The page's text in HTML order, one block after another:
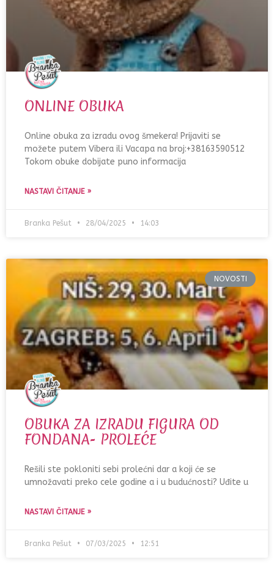
ONLINE OBUKA
Online obuka za izradu ovog šmekera! Prijaviti se
možete putem Vibera ili Vacapa na broj:+38163590512
Tokom obuke dobijate puno informacija
NASTAVI ČITANJE »
Branka Pešut 28/04/2025 14:03
NOVOSTI
OBUKA ZA IZRADU FIGURA OD
FONDANA- PROLEĆE
Rešili ste pokloniti sebi prolećni dar a koji će se
umnožavati preko cele godine a i u budućnosti? Uđite u
NASTAVI ČITANJE »
Branka Pešut 07/03/2025 12:51